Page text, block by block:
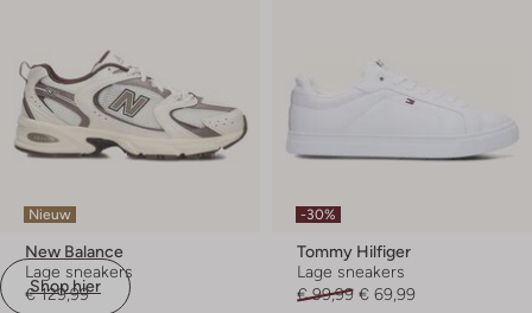
Shop hier
Nieuw
New Balance
Lage sneakers
€ 129,99
-30%
Tommy Hilfiger
Lage sneakers
€ 99,99 € 69,99